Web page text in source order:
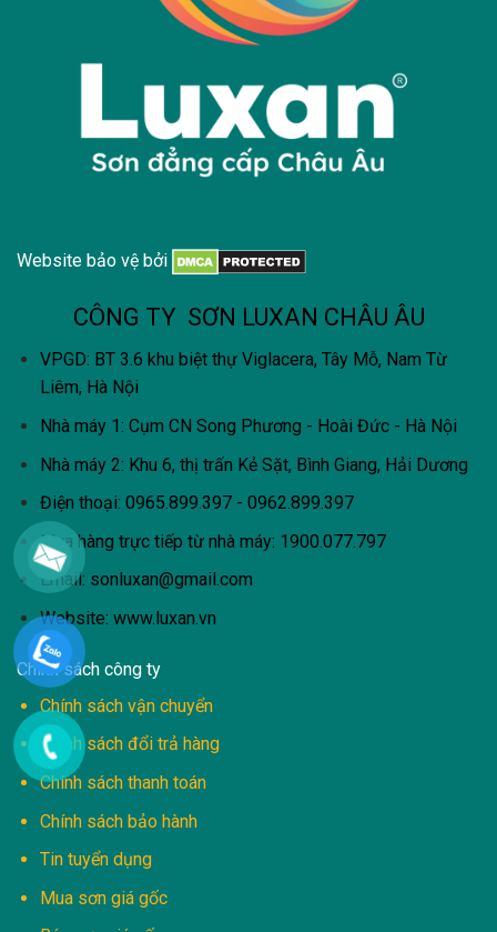
Website bảo vệ bởi
CÔNG TY SƠN LUXAN CHÂU ÂU
VPGD: BT 3.6 khu biệt thự Viglacera, Tây Mỗ, Nam Từ
Liêm, Hà Nội
Nhà máy 1: Cụm CN Song Phương - Hoài Đức - Hà Nội
Nhà máy 2: Khu 6, thị trấn Kẻ Sặt, Bình Giang, Hải Dương
Điện thoại: 0965.899.397 - 0962.899.397
Mua hàng trực tiếp từ nhà máy: 1900.077.797
Email: sonluxan@gmail.com
Website: www.luxan.vn
Chính sách công ty
Chính sách vận chuyển
Chính sách đổi trả hàng
Chính sách thanh toán
Chính sách bảo hành
Tin tuyển dụng
Mua sơn giá gốc